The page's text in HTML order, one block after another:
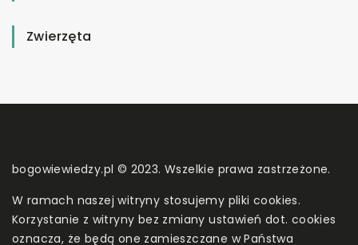
Zwierzęta
bogowiewiedzy.pl © 2023. Wszelkie prawa zastrzeżone.
W ramach naszej witryny stosujemy pliki cookies.
Korzystanie z witryny bez zmiany ustawień dot. cookies
oznacza, że będą one zamieszczane w Państwa